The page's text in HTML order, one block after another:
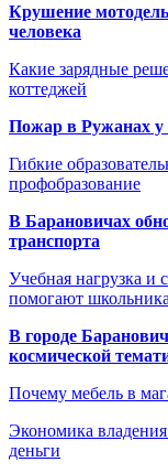
Крушение
человека
Какие зарядные
коттеджей
Пожар в Ружанах у
Гибкие
профобразование
В Барановичах
транспорта
Учебная нагрузка и
помогают
В городе
космической
Почему мебель в
Экономика
деньги